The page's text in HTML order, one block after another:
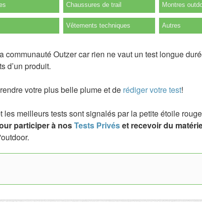
Chaussures de trail Montres
Vêtements techniques Autres
communauté Outzer car rien ne vaut un test longue
d’un produit.
votre plus belle plume et de rédiger votre test!
meilleurs tests sont signalés par la petite étoile
participer à nosTests Privéset recevoir du